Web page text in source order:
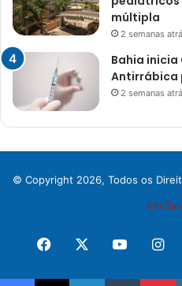
múltipla
2 semanas
Bahia
Antirrábica
2 semanas
© Copyright 2026, Todos os
em
Facebook YouTube